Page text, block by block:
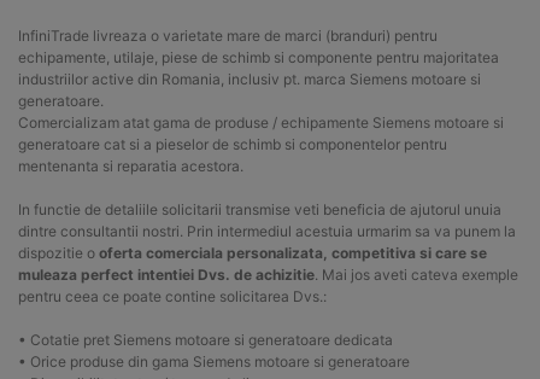
InfiniTrade livreaza o varietate mare de marci (branduri) pentru
echipamente, utilaje, piese de schimb si componente pentru majoritatea
industriilor active din Romania, inclusiv pt. marca Siemens motoare si
generatoare.
Comercializam atat gama de produse / echipamente Siemens motoare si
generatoare cat si a pieselor de schimb si componentelor pentru
mentenanta si reparatia acestora.
In functie de detaliile solicitarii transmise veti beneficia de ajutorul unuia
dintre consultantii nostri. Prin intermediul acestuia urmarim sa va punem la
dispozitie o oferta comerciala personalizata, competitiva si care se
muleaza perfect intentiei Dvs. de achizitie. Mai jos aveti cateva exemple
pentru ceea ce poate contine solicitarea Dvs.:
• Cotatie pret Siemens motoare si generatoare dedicata
• Orice produse din gama Siemens motoare si generatoare